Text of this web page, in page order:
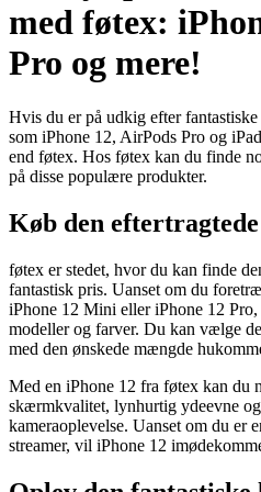
med føtex:
Pro og mere!
Hvis du er på udkig efter
som iPhone 12, AirPods Pro og
end føtex. Hos føtex kan du finde
på disse populære produkter.
Køb den
føtex er stedet, hvor du kan finde
fantastisk pris. Uanset om du
iPhone 12 Mini eller iPhone 12
modeller og farver. Du kan vælge
med den ønskede mængde
Med en iPhone 12 fra føtex kan du
skærmkvalitet, lynhurtig ydeevne
kameraoplevelse. Uanset om du er
streamer, vil iPhone 12